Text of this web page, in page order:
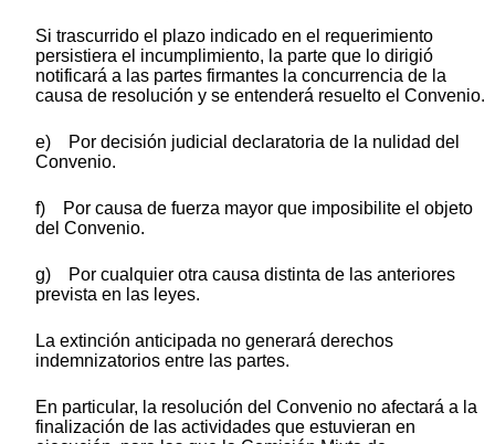
Si trascurrido el plazo indicado en el requerimiento
persistiera el incumplimiento, la parte que lo dirigió
notificará a las partes firmantes la concurrencia de la
causa de resolución y se entenderá resuelto el Convenio.
e) Por decisión judicial declaratoria de la nulidad del
Convenio.
f) Por causa de fuerza mayor que imposibilite el objeto
del Convenio.
g) Por cualquier otra causa distinta de las anteriores
prevista en las leyes.
La extinción anticipada no generará derechos
indemnizatorios entre las partes.
En particular, la resolución del Convenio no afectará a la
finalización de las actividades que estuvieran en